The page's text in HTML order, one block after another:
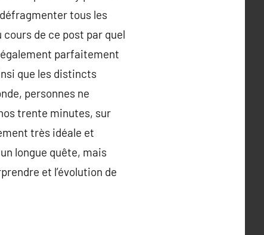
tous les
de ce post par quel
parfaitement
que les distincts
personnes ne
trente minutes, sur
très idéale et
longue quête, mais
et l’évolution de